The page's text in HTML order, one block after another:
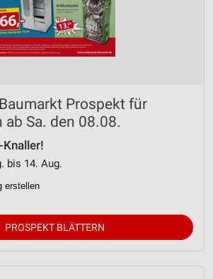
Prospekt für
Sa. den 08.08.
Knaller!
bis 14. Aug.
erstellen
PROSPEKT BLÄTTERN